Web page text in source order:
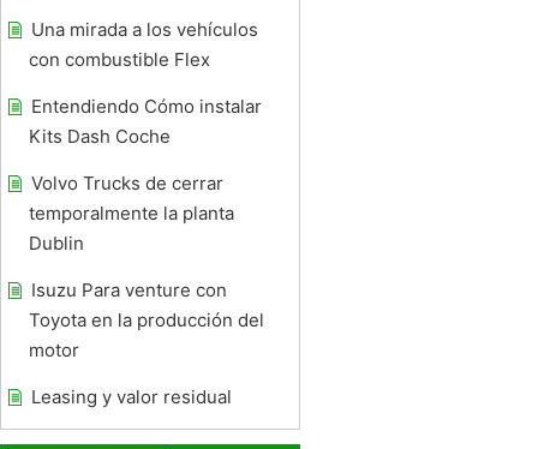
Una mirada a los vehículos
con combustible Flex
Entendiendo Cómo instalar
Kits Dash Coche
Volvo Trucks de cerrar
temporalmente la planta
Dublin
Isuzu Para venture con
Toyota en la producción del
motor
Leasing y valor residual